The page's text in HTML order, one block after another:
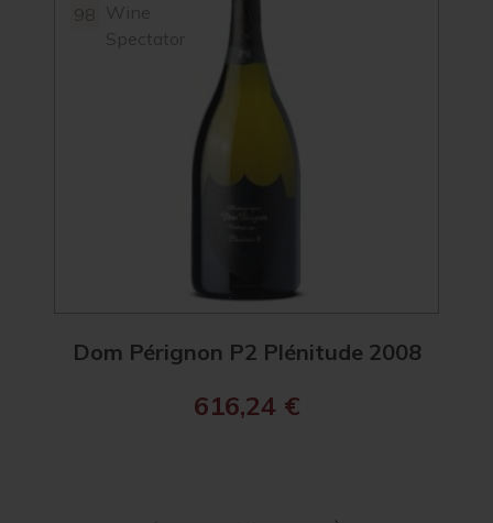
Wine
Spectator
Dom Pérignon P2 Plénitude 2008
616,24 €